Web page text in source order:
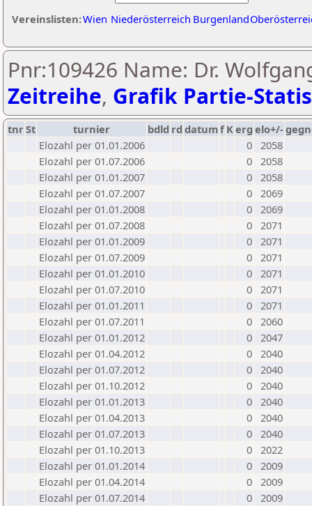
Vereinslisten:Wien Niederösterreich Burgenland
Pnr:109426 Name: Dr.
Zeitreihe, Grafik Partie-
tnrSt turnier bdld rd datumf Kerg elo+/-
Elozahl per 01.01.2006
0 2058
Elozahl per 01.07.2006
0 2058
Elozahl per 01.01.2007
0 2058
Elozahl per 01.07.2007
0 2069
Elozahl per 01.01.2008
0 2069
Elozahl per 01.07.2008
0 2071
Elozahl per 01.01.2009
0 2071
Elozahl per 01.07.2009
0 2071
Elozahl per 01.01.2010
0 2071
Elozahl per 01.07.2010
0 2071
Elozahl per 01.01.2011
0 2071
Elozahl per 01.07.2011
0 2060
Elozahl per 01.01.2012
0 2047
Elozahl per 01.04.2012
0 2040
Elozahl per 01.07.2012
0 2040
Elozahl per 01.10.2012
0 2040
Elozahl per 01.01.2013
0 2040
Elozahl per 01.04.2013
0 2040
Elozahl per 01.07.2013
0 2040
Elozahl per 01.10.2013
0 2022
Elozahl per 01.01.2014
0 2009
Elozahl per 01.04.2014
0 2009
Elozahl per 01.07.2014
0 2009